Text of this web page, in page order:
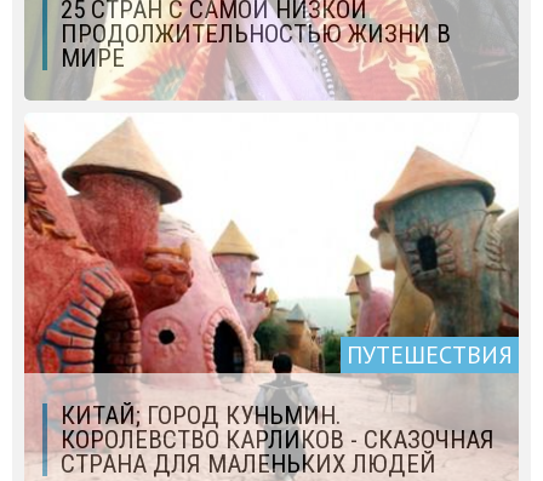
25 СТРАН С САМОЙ НИЗКОЙ
ПРОДОЛЖИТЕЛЬНОСТЬЮ ЖИЗНИ В
МИРЕ
ПУТЕШЕСТВИЯ
КИТАЙ; ГОРОД КУНЬМИН.
КОРОЛЕВСТВО КАРЛИКОВ - СКАЗОЧНАЯ
СТРАНА ДЛЯ МАЛЕНЬКИХ ЛЮДЕЙ